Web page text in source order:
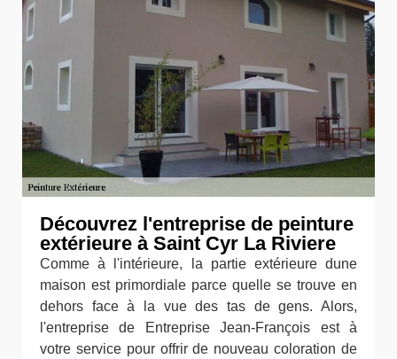
Découvrez l'entreprise de peinture
extérieure à Saint Cyr La Riviere
Comme à l'intérieure, la partie extérieure dune
maison est primordiale parce quelle se trouve en
dehors face à la vue des tas de gens. Alors,
l'entreprise de Entreprise Jean-François est à
votre service pour offrir de nouveau coloration de